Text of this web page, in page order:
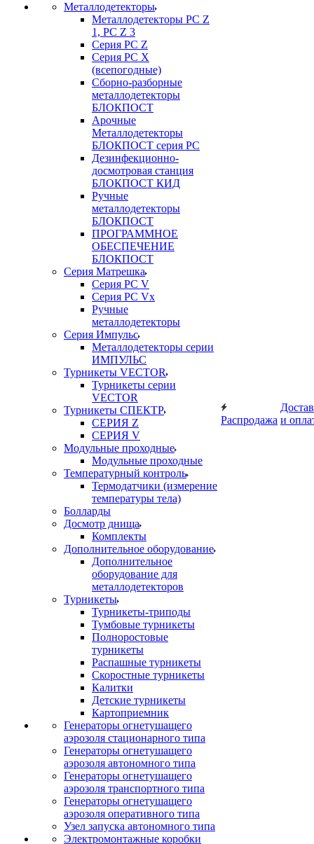
Металлодетекторы
Металлодетекторы РС Z
1, PC Z 3
Серия РС Z
Серия РС X
(всепогодные)
Сборно-разборные
металлодетекторы
БЛОКПОСТ
Арочные
Металлодетекторы
БЛОКПОСТ серия РС
Дезинфекционно-
досмотровая станция
БЛОКПОСТ КИД
Ручные
металлодетекторы
БЛОКПОСТ
ПРОГРАММНОЕ
ОБЕСПЕЧЕНИЕ
БЛОКПОСТ
Серия Матрешка
Серия PC V
Серия PC Vx
Ручные
металлодетекторы
Серия Импульс
Металлодетекторы серии
ИМПУЛЬС
Турникеты VECTOR
Турникеты серии
VECTOR
Турникеты СПЕКТР
СЕРИЯ Z
СЕРИЯ V
Модульные проходные
Модульные проходные
Температурный контроль
Термодатчики (измерение
температуры тела)
Болларды
Досмотр днища
Комплекты
Дополнительное оборудование
Дополнительное
оборудование для
металлодетекторов
Турникеты
Турникеты-триподы
Тумбовые турникеты
Полноростовые
турникеты
Распашные турникеты
Скоростные турникеты
Калитки
Детские турникеты
Картоприемник
Генераторы огнетушащего
аэрозоля стационарного типа
Генераторы огнетушащего
аэрозоля автономного типа
Генераторы огнетушащего
аэрозоля транспортного типа
Генераторы огнетушащего
аэрозоля оперативного типа
Узел запуска автономного типа
Электромонтажные коробки
Распродажа и